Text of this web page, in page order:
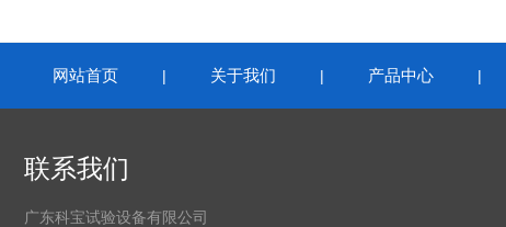
网站首页 | 关于我们 | 产品中心 |
联系我们
广东科宝试验设备有限公司